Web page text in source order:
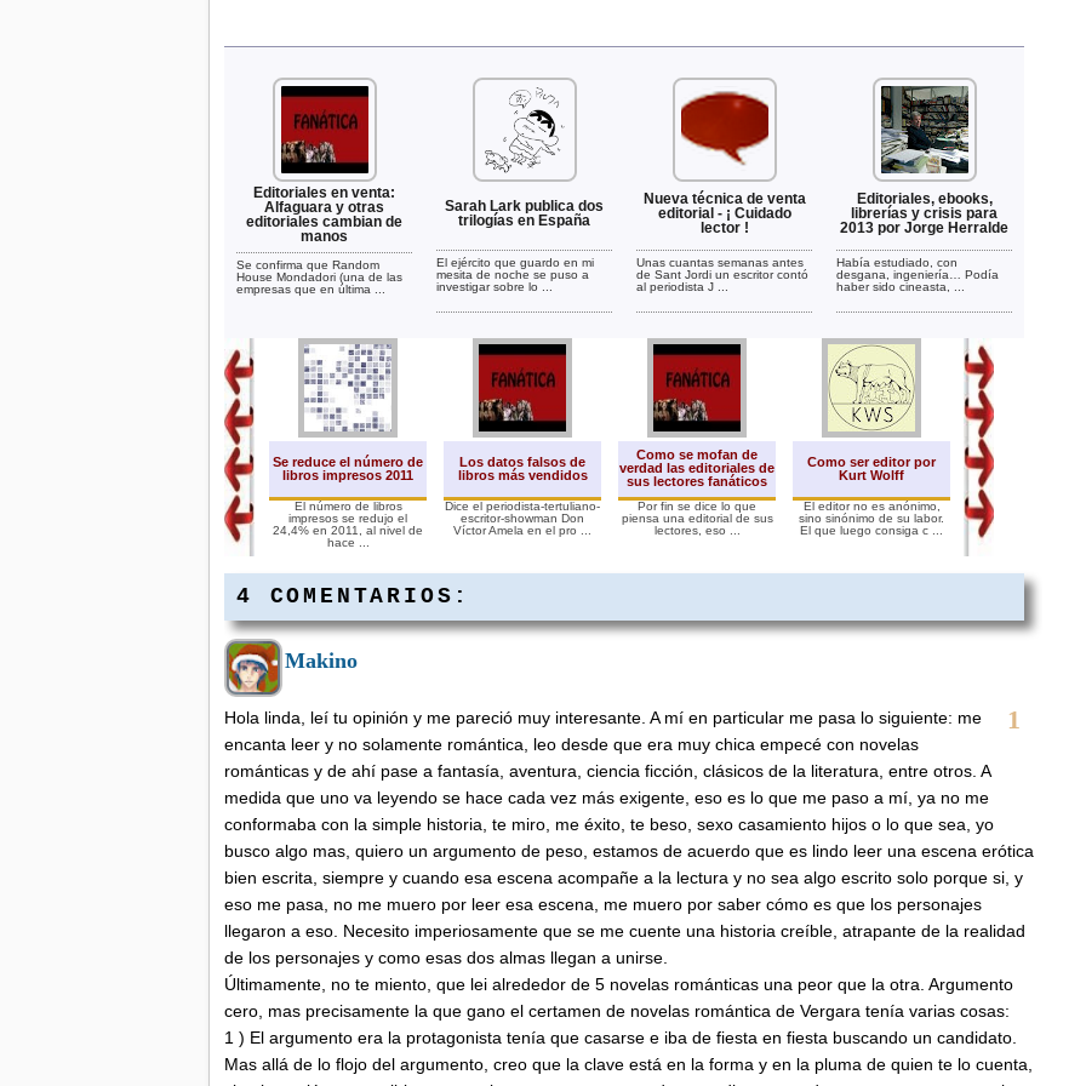
Editoriales en venta:
Alfaguara y otras
editoriales cambian de
manos
Se confirma que Random
House Mondadori (una de las
empresas que en última ...
Sarah Lark publica dos
trilogías en España
El ejército que guardo en mi
mesita de noche se puso a
investigar sobre lo ...
Nueva técnica de venta
editorial - ¡ Cuidado
lector !
Unas cuantas semanas antes
de Sant Jordi un escritor contó
al periodista J ...
Editoriales, ebooks,
librerías y crisis para
2013 por Jorge Herralde
Había estudiado, con
desgana, ingeniería… Podía
haber sido cineasta, ...
Se reduce el número de
libros impresos 2011
El número de libros
impresos se redujo el
24,4% en 2011, al nivel de
hace ...
Los datos falsos de
libros más vendidos
Dice el periodista-tertuliano-
escritor-showman Don
Víctor Amela en el pro ...
Como se mofan de
verdad las editoriales de
sus lectores fanáticos
Por fin se dice lo que
piensa una editorial de sus
lectores, eso ...
Como ser editor por
Kurt Wolff
El editor no es anónimo,
sino sinónimo de su labor.
El que luego consiga c ...
editorial - Se
La tertulia Els
TV3 tuvo un color
cuando la abogada
El mundo del libro se va
Le ha llegado la hora a la
industria editorial:Cuatro
crisis convergen en ...
4 COMENTARIOS:
Makino
1
Hola linda, leí tu opinión y me pareció muy interesante. A mí en particular me pasa lo siguiente: me
encanta leer y no solamente romántica, leo desde que era muy chica empecé con novelas
románticas y de ahí pase a fantasía, aventura, ciencia ficción, clásicos de la literatura, entre otros. A
medida que uno va leyendo se hace cada vez más exigente, eso es lo que me paso a mí, ya no me
conformaba con la simple historia, te miro, me éxito, te beso, sexo casamiento hijos o lo que sea, yo
busco algo mas, quiero un argumento de peso, estamos de acuerdo que es lindo leer una escena erótica
bien escrita, siempre y cuando esa escena acompañe a la lectura y no sea algo escrito solo porque si, y
eso me pasa, no me muero por leer esa escena, me muero por saber cómo es que los personajes
llegaron a eso. Necesito imperiosamente que se me cuente una historia creíble, atrapante de la realidad
de los personajes y como esas dos almas llegan a unirse.
Últimamente, no te miento, que lei alrededor de 5 novelas románticas una peor que la otra. Argumento
cero, mas precisamente la que gano el certamen de novelas romántica de Vergara tenía varias cosas:
1 ) El argumento era la protagonista tenía que casarse e iba de fiesta en fiesta buscando un candidato.
Mas allá de lo flojo del argumento, creo que la clave está en la forma y en la pluma de quien te lo cuenta,